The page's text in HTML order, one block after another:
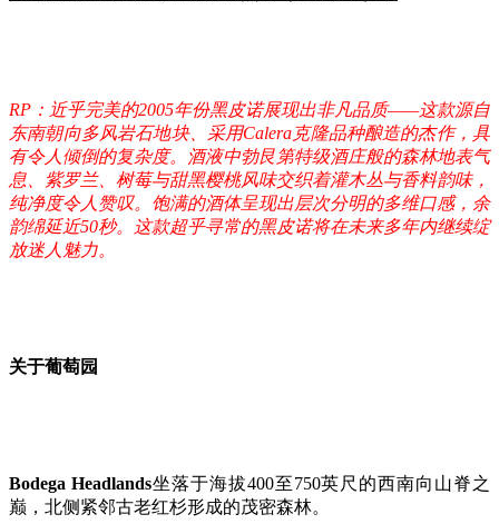
RP：近乎完美的2005年份黑皮诺展现出非凡品质——这款源自
东南朝向多风岩石地块、采用Calera克隆品种酿造的杰作，具
有令人倾倒的复杂度。酒液中勃艮第特级酒庄般的森林地表气
息、紫罗兰、树莓与甜黑樱桃风味交织着灌木丛与香料韵味，
纯净度令人赞叹。饱满的酒体呈现出层次分明的多维口感，余
韵绵延近50秒。这款超乎寻常的黑皮诺将在未来多年内继续绽
放迷人魅力。
关于葡萄园
Bodega Headlands坐落于海拔400至750英尺的西南向山脊之
巅，北侧紧邻古老红杉形成的茂密森林。